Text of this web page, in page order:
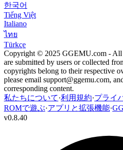
한국어
Tiếng Việt
Italiano
ไทย
Türkçe
Copyright © 2025 GGEMU.com - All
are submitted by users or collected
copyrights belong to their respective
please email support@ggemu.com,
corresponding content.
私たちについて·利用規約·プライ
ROMで遊ぶ·アプリと拡張機能·
v0.8.40